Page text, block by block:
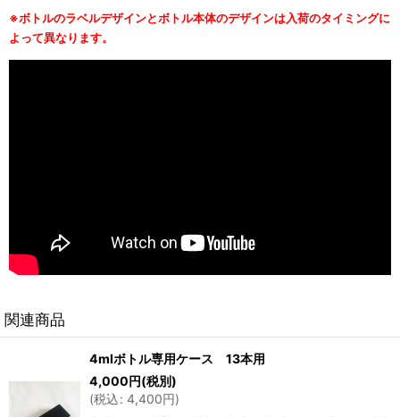
※ボトルのラベルデザインとボトル本体のデザインは入荷のタイミングに
よって異なります。
関連商品
4mlボトル専用ケース 13本用
4,000円(税別)
(税込: 4,400円)